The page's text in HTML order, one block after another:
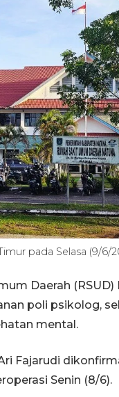
pada Selasa (9/6/
Daerah
poli psikolog,
mental.
Fajarudi
Senin (8/6).